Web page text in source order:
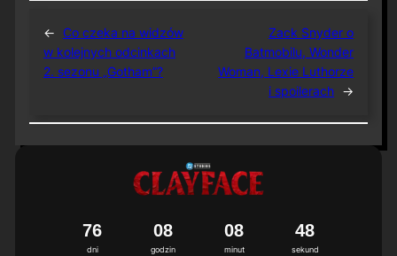
← Co czeka na widzów
w kolejnych odcinkach
2. sezonu „Gotham”?
Zack Snyder o
Batmobilu, Wonder
Woman, Lexie Luthorze
i spoilerach →
dni
76
godzin
08
minut
08
sekund
47
8